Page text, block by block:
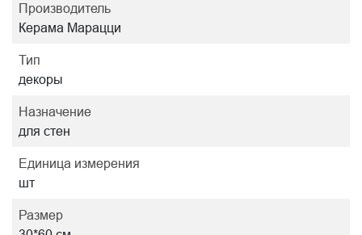
Производитель
Керама Марацци
Тип
декоры
Назначение
для стен
Единица измерения
шт
Размер